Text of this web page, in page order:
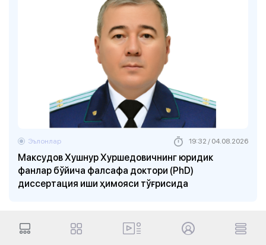
Максудов Хушнур Хуршедовичнинг юридик
фанлар бўйича фалсафа доктори (PhD)
диссертация иши ҳимояси тўғрисида
Эълонлар 19:32 / 04.08.2026